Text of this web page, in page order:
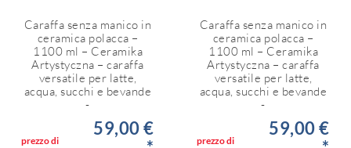
Caraffa senza manico in
ceramica polacca –
1100 ml – Ceramika
Artystyczna – caraffa
versatile per latte,
acqua, succhi e bevande
-
prezzo di
59,00 €
Caraffa senza manico in
ceramica polacca –
1100 ml – Ceramika
Artystyczna – caraffa
versatile per latte,
acqua, succhi e bevande
-
prezzo di
59,00 €